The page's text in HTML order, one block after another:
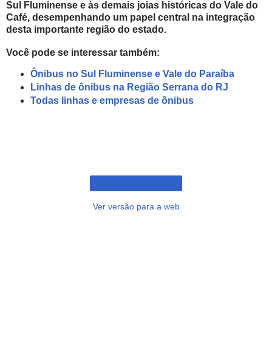
Sul Fluminense e às demais joias históricas do Vale do
Café, desempenhando um papel central na integração
desta importante região do estado.
Você pode se interessar também:
Ônibus no Sul Fluminense e Vale do Paraíba
Linhas de ônibus na Região Serrana do RJ
Todas linhas e empresas de ônibus
Ver versão para a web